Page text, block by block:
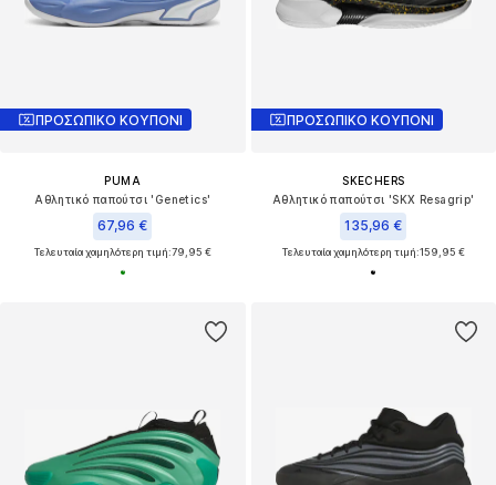
ΠΡΟΣΩΠΙΚΟ ΚΟΥΠΟΝΙ
PUMA
Αθλητικό παπούτσι 'Genetics'
67,96 €
Τελευταία χαμηλότερη τιμή:79,95 €
ΠΡΟΣΩΠΙΚΟ ΚΟΥΠΟΝΙ
SKECHERS
Αθλητικό παπούτσι 'SKX Resagrip'
135,96 €
Τελευταία χαμηλότερη τιμή:159,95 €